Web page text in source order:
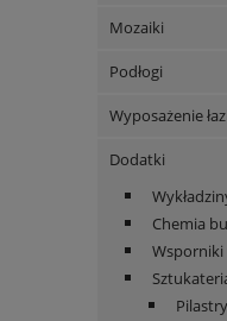
Mozaiki
Podłogi
Wyposażenie
Dodatki
Chemia